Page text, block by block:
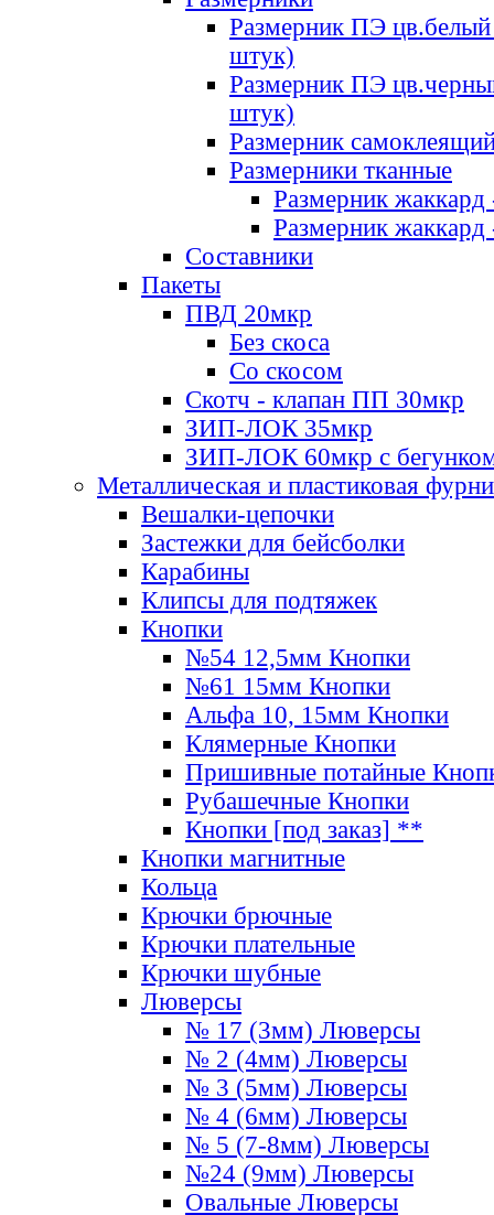
Размерник ПЭ цв.белый
штук)
Размерник ПЭ
штук)
Размерник
Размерники тканные
Размерник
Размерник
Составники
Пакеты
ПВД 20мкр
Без скоса
Со скосом
Скотч - клапан ПП 30мкр
ЗИП-ЛОК 35мкр
ЗИП-ЛОК 60мкр с
Металлическая и пластиковая
Вешалки-цепочки
Застежки для бейсболки
Карабины
Клипсы для подтяжек
Кнопки
№54 12,5мм Кнопки
№61 15мм Кнопки
Альфа 10, 15мм Кнопки
Клямерные Кнопки
Пришивные потайные
Рубашечные Кнопки
Кнопки [под заказ] **
Кнопки магнитные
Кольца
Крючки брючные
Крючки плательные
Крючки шубные
Люверсы
№ 17 (3мм) Люверсы
№ 2 (4мм) Люверсы
№ 3 (5мм) Люверсы
№ 4 (6мм) Люверсы
№ 5 (7-8мм) Люверсы
№24 (9мм) Люверсы
Овальные Люверсы